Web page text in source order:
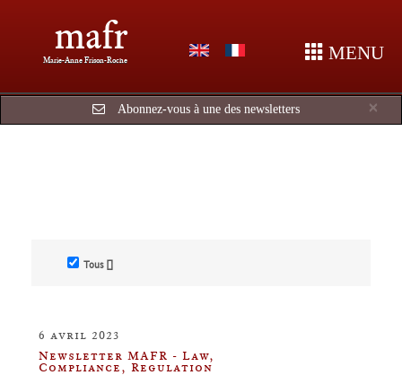
mafr
Marie-Anne Frison-Roche MENU
×
Abonnez-vous à une des newsletters
Tous []
6 avril 2023
Newsletter MAFR - Law,
Compliance, Regulation